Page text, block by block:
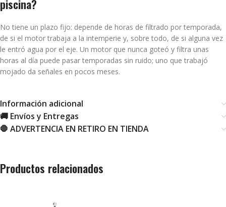
piscina?
No tiene un plazo fijo: depende de horas de filtrado por temporada,
de si el motor trabaja a la intemperie y, sobre todo, de si alguna vez
le entró agua por el eje. Un motor que nunca goteó y filtra unas
horas al día puede pasar temporadas sin ruido; uno que trabajó
mojado da señales en pocos meses.
Información adicional
🚚 Envíos y Entregas
🛑 ADVERTENCIA EN RETIRO EN TIENDA
Productos relacionados